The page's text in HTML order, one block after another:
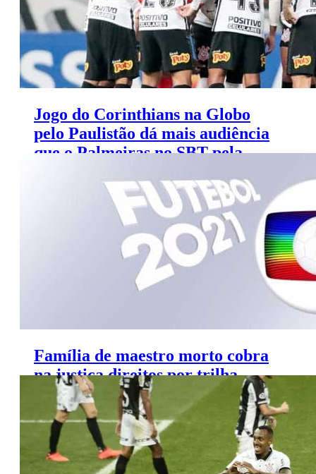
Jogo do Corinthians na Globo
pelo Paulistão dá mais audiência
que o Palmeiras no SBT pela
Família de maestro morto cobra
na justiça direitos por trilha
sonora do futebol da Globo